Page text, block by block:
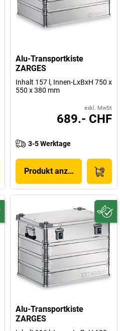
Alu-Transportkiste
ZARGES
Inhalt 157 l, Innen-LxBxH 750 x
550 x 380 mm
exkl. MwSt
689.- CHF
3-5 Werktage
Produkt anzeigen
Alu-Transportkiste
ZARGES